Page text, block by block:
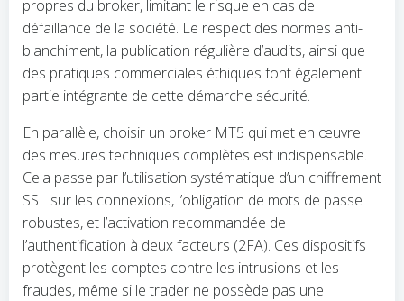
propres du broker, limitant le risque en cas de
défaillance de la société. Le respect des normes anti-
blanchiment, la publication régulière d’audits, ainsi que
des pratiques commerciales éthiques font également
partie intégrante de cette démarche sécurité.
En parallèle, choisir un broker MT5 qui met en œuvre
des mesures techniques complètes est indispensable.
Cela passe par l’utilisation systématique d’un chiffrement
SSL sur les connexions, l’obligation de mots de passe
robustes, et l’activation recommandée de
l’authentification à deux facteurs (2FA). Ces dispositifs
protègent les comptes contre les intrusions et les
fraudes, même si le trader ne possède pas une